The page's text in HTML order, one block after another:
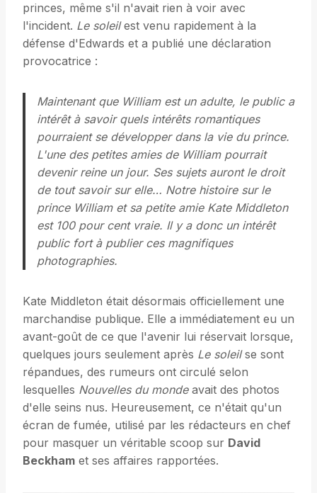
princes, même s'il n'avait rien à voir avec
l'incident. Le soleilest venu rapidement à la
défense d'Edwards et a publié une déclaration
provocatrice :
Maintenant que William est un adulte, le public a
intérêt à savoir quels intérêts romantiques
pourraient se développer dans la vie du prince.
L'une des petites amies de William pourrait
devenir reine un jour. Ses sujets auront le droit
de tout savoir sur elle… Notre histoire sur le
prince William et sa petite amie Kate Middleton
est 100 pour cent vraie. Il y a donc un intérêt
public fort à publier ces magnifiques
photographies.
Kate Middleton était désormais officiellement une
marchandise publique. Elle a immédiatement eu un
avant-goût de ce que l'avenir lui réservait lorsque,
quelques jours seulement après Le soleilse sont
répandues, des rumeurs ont circulé selon
lesquelles Nouvelles du mondeavait des photos
d'elle seins nus. Heureusement, ce n'était qu'un
écran de fumée, utilisé par les rédacteurs en chef
pour masquer un véritable scoop sur David
Beckham et ses affaires rapportées.